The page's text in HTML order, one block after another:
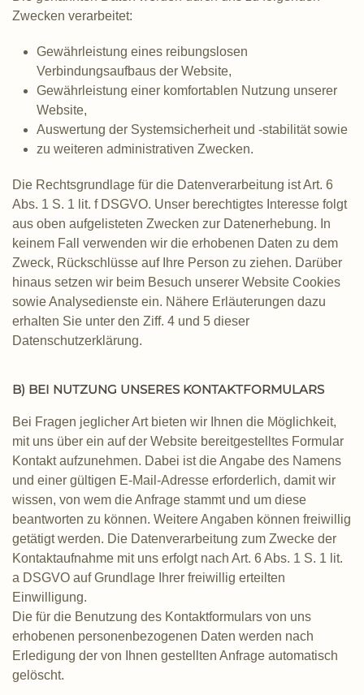
Zwecken verarbeitet:
Gewährleistung eines reibungslosen
Verbindungsaufbaus der Website,
Gewährleistung einer komfortablen Nutzung unserer
Website,
Auswertung der Systemsicherheit und -stabilität sowie
zu weiteren administrativen Zwecken.
Die Rechtsgrundlage für die Datenverarbeitung ist Art. 6
Abs. 1 S. 1 lit. f DSGVO. Unser berechtigtes Interesse folgt
aus oben aufgelisteten Zwecken zur Datenerhebung. In
keinem Fall verwenden wir die erhobenen Daten zu dem
Zweck, Rückschlüsse auf Ihre Person zu ziehen. Darüber
hinaus setzen wir beim Besuch unserer Website Cookies
sowie Analysedienste ein. Nähere Erläuterungen dazu
erhalten Sie unter den Ziff. 4 und 5 dieser
Datenschutzerklärung.
B) BEI NUTZUNG UNSERES KONTAKTFORMULARS
Bei Fragen jeglicher Art bieten wir Ihnen die Möglichkeit,
mit uns über ein auf der Website bereitgestelltes Formular
Kontakt aufzunehmen. Dabei ist die Angabe des Namens
und einer gültigen E-Mail-Adresse erforderlich, damit wir
wissen, von wem die Anfrage stammt und um diese
beantworten zu können. Weitere Angaben können freiwillig
getätigt werden. Die Datenverarbeitung zum Zwecke der
Kontaktaufnahme mit uns erfolgt nach Art. 6 Abs. 1 S. 1 lit.
a DSGVO auf Grundlage Ihrer freiwillig erteilten
Einwilligung.
Die für die Benutzung des Kontaktformulars von uns
erhobenen personenbezogenen Daten werden nach
Erledigung der von Ihnen gestellten Anfrage automatisch
gelöscht.